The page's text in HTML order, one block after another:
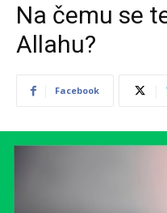
Na čemu se
Allahu?
Facebook